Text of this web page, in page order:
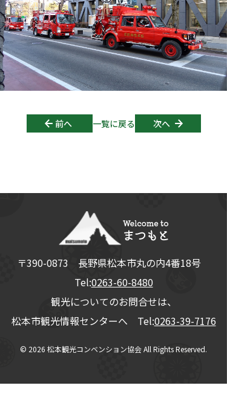
Post navigation
前へ 一覧に戻る 次へ
〒390-0873 長野県松本市丸の内4番18号
Tel:0263-60-8480
観光についてのお問合せは、
松本市観光情報センターへ Tel:0263-39-7176
© 2026 松本観光コンベンション協会All Rights Reserved.